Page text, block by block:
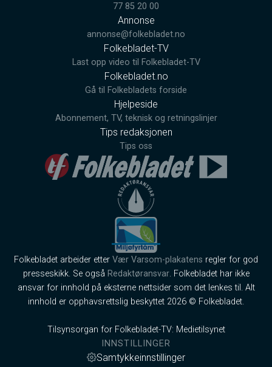
77 85 20 00
Annonse
annonse@folkebladet.no
Folkebladet-TV
Last opp video til Folkebladet-TV
Folkebladet.no
Gå til Folkebladets forside
Hjelpeside
Abonnement, TV, teknisk og retningslinjer
Tips redaksjonen
Tips oss
Folkebladet arbeider etter Vær Varsom-plakatens regler for god
presseskikk. Se også Redaktøransvar. Folkebladet har ikke
ansvar for innhold på eksterne nettsider som det lenkes til. Alt
innhold er opphavsrettslig beskyttet 2026 © Folkebladet.
Tilsynsorgan for Folkebladet-TV: Medietilsynet
INNSTILLINGER
Samtykkeinnstillinger